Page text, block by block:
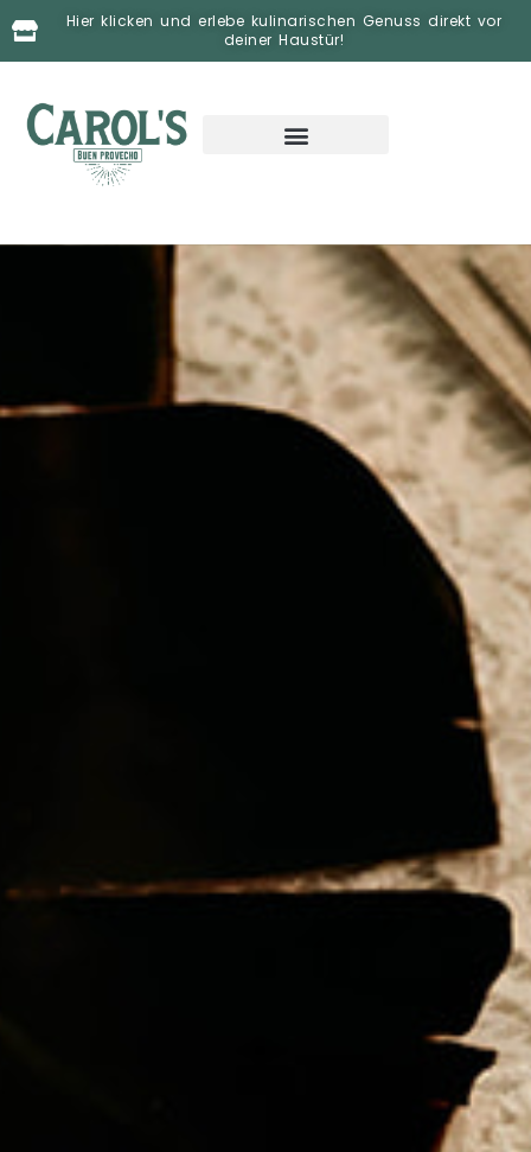
Inhalt
springen
Hier klicken und erlebe kulinarischen Genuss direkt vor
deiner Haustür!